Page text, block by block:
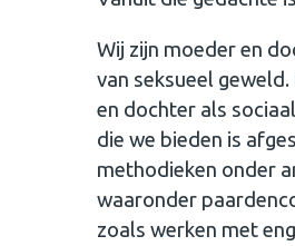
Wij zijn moeder en
van seksueel
en dochter als
die we bieden is
methodieken onder
waaronder
zoals werken met